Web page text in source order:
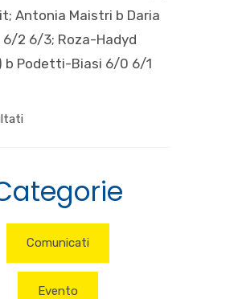
Antonia Maistri b Daria
6/2 6/3; Roza-Hadyd
b Podetti-Biasi 6/0 6/1
Comunicati
Evento